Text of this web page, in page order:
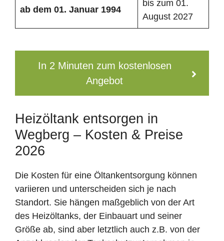
ab dem 01. Januar 1994
bis zum 01.
August 2027
In 2 Minuten zum kostenlosen
Angebot
Heizöltank entsorgen in
Wegberg – Kosten & Preise
2026
Die Kosten für eine Öltankentsorgung können
variieren und unterscheiden sich je nach
Standort. Sie hängen maßgeblich von der Art
des Heizöltanks, der Einbauart und seiner
Größe ab, sind aber letztlich auch z.B. von der